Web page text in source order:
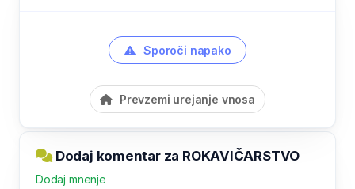
Sporoči napako
Prevzemi urejanje vnosa
Dodaj komentar za ROKAVIČARSTVO
Dodaj mnenje